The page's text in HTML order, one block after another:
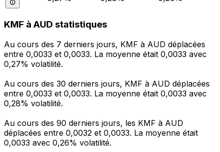
KMF à AUD statistiques
Au cours des 7 derniers jours, KMF à AUD déplacées
entre 0,0033 et 0,0033. La moyenne était 0,0033 avec
0,27% volatilité.
Au cours des 30 derniers jours, KMF à AUD déplacées
entre 0,0033 et 0,0033. La moyenne était 0,0033 avec
0,28% volatilité.
Au cours des 90 derniers jours, les KMF à AUD
déplacées entre 0,0032 et 0,0033. La moyenne était
0,0033 avec 0,26% volatilité.